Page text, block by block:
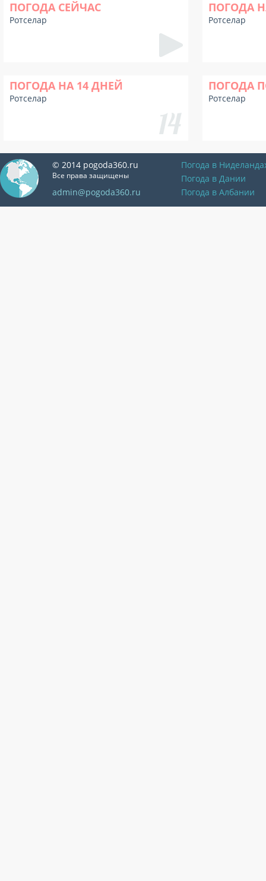
ПОГОДА СЕЙЧАС
Ротселар
ПОГОДА
Ротселар
ПОГОДА НА 14 ДНЕЙ
Ротселар
ПОГОДА
Ротселар
© 2014 pogoda360.ru
Все права защищены
admin@pogoda360.ru
Погода в
Погода в Дании
Погода в Албании